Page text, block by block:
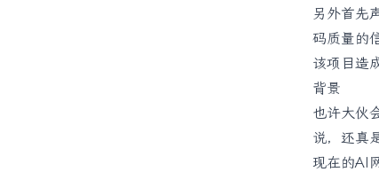
另外首先
码质量的
该项目造
背景
也许大伙
说，还真
现在的AI